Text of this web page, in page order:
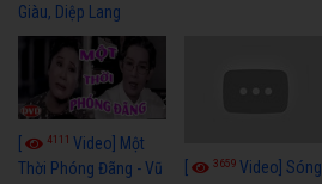
Giàu, Diệp Lang
4111 Video] Một
Thời Phóng Đãng - Vũ
3659Video] Sóng